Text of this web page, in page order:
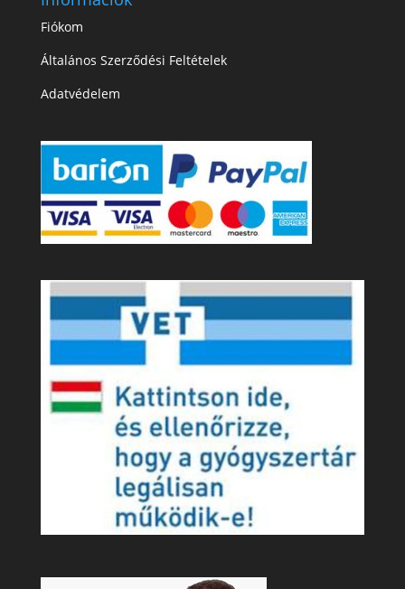
Fiókom
Általános Szerződési Feltételek
Adatvédelem